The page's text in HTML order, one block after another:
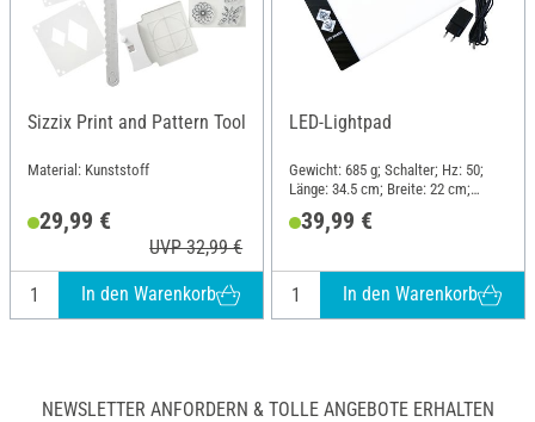
Sizzix Print and Pattern Tool
Material: Kunststoff
29,99 €
UVP 32,99 €
In den Warenkorb
LED-Lightpad
Gewicht: 685 g; Schalter; Hz: 50;
Länge: 34.5 cm; Breite: 22 cm;
Kunststoff
39,99 €
In den Warenkorb
NEWSLETTER ANFORDERN & TOLLE ANGEBOTE ERHALTEN